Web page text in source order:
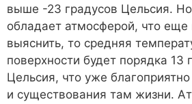
выше -23 градусов Цельсия.
обладает атмосферой, что еще
выяснить, то средняя
поверхности будет порядка 13
Цельсия, что уже
и существования там жизни.